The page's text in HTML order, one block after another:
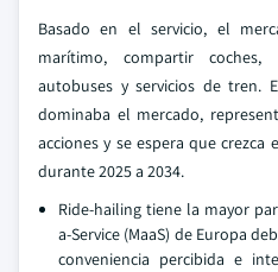
Basado en el servicio, el
marítimo, compartir
autobuses y servicios de tren.
dominaba el mercado,
acciones y se espera que crezca
durante 2025 a 2034.
Ride-hailing tiene la mayor
a-Service (MaaS) de Europa
conveniencia percibida e